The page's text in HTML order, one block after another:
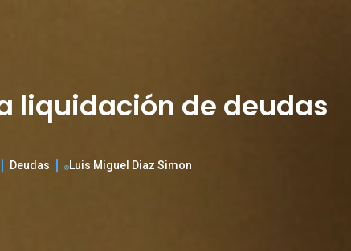
liquidación de deudas
Deudas Luis Miguel Diaz Simon